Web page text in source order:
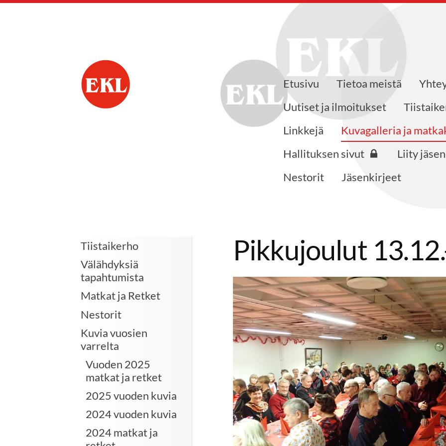
Jämsän Eläkkeensaajat ry. Etusivu Tietoa meistä
Uutiset ja ilmoitukset
Linkkejä
Kuvagalleria ja
Hallituksen sivut
Liity
Nestorit
Jäsenkirjeet
Tiistaikerho
Välähdyksiä
tapahtumista
Matkat ja Retket
Nestorit
Kuvia vuosien
varrelta
Vuoden 2025
matkat ja retket
2025 vuoden kuvia
2024 vuoden kuvia
2024 matkat ja
Pikkujoulut